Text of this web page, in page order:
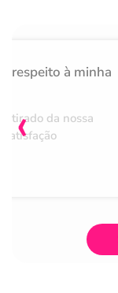
respeito à minha
da nossa
‹